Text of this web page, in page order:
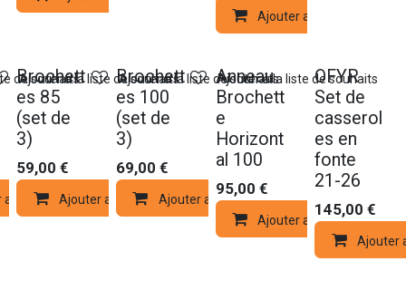
Ajouter au panier
panier
Brochett
es 85
(set de
3)
59,00 €
Ajouter au panier
de souhaits
Brochett
es 100
(set de
3)
69,00 €
Ajouter au panier
Ajouter à la liste de souhaits
Anneau
Brochett
e
Horizont
al 100
95,00 €
Ajouter au panier
Ajouter à la liste de souhaits
OFYR
Set de
casserol
es en
fonte
21-26
145,00 €
Ajouter
Ajouter à la liste de souhaits